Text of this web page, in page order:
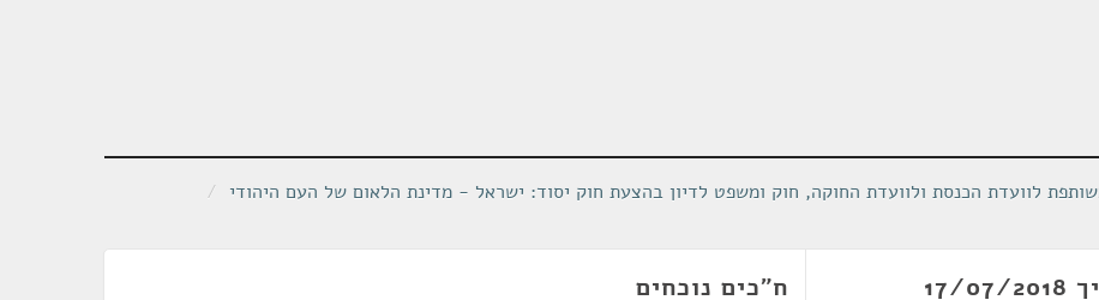
לוועדת הכנסת ולוועדת החוקה, חוק ומשפט לדיון בהצעת חוק יסוד: ישראל - מדינת הלאום של העם היהודי /
ח"כים נוכחים